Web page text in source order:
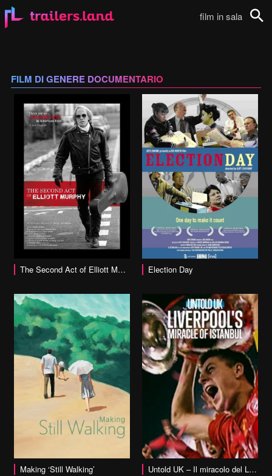
film in sala
FILM DI GENERE DOCUMENTARIO
The Second Act of Elliott Murphy
vai alla scheda Election Day
Making ‘Still Walking’
vai alla scheda Untold UK – Il miracolo del Liverpool a Istanbul